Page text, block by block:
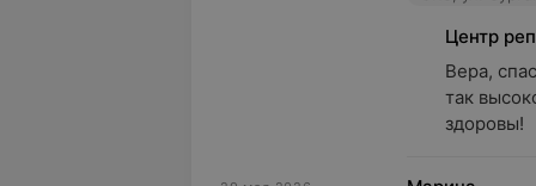
Центр
Вера,
так
здоровы!